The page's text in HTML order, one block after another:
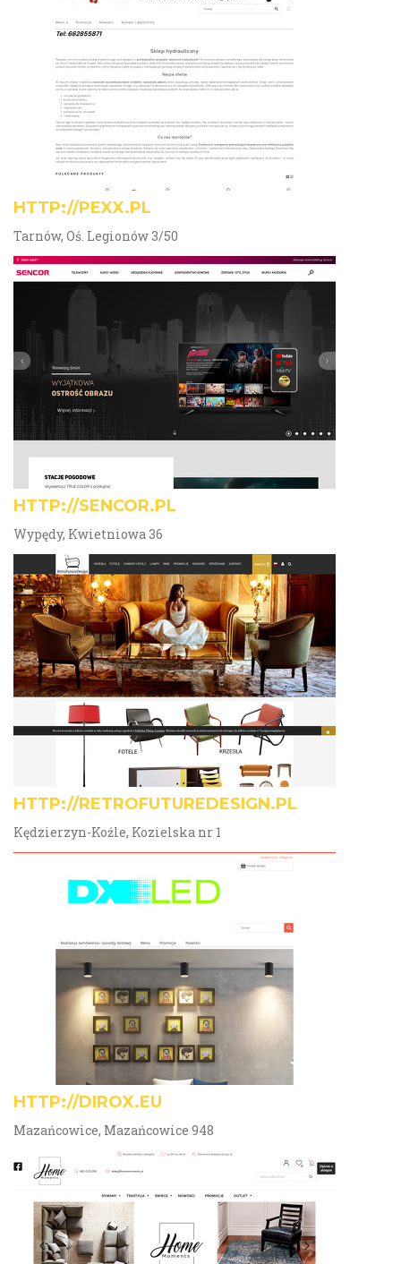
HTTP://PEXX.PL
Tarnów, Oś. Legionów 3/50
HTTP://SENCOR.PL
Wypędy, Kwietniowa 36
HTTP://RETROFUTUREDESIGN.PL
Kędzierzyn-Koźle, Kozielska nr 1
HTTP://DIROX.EU
Mazańcowice, Mazańcowice 948